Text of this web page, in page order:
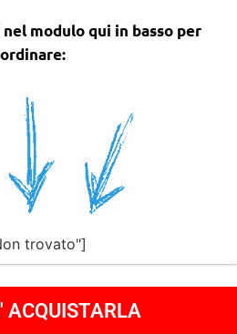
modulo qui in basso per
ordinare:
trovato"]
ACQUISTARLA